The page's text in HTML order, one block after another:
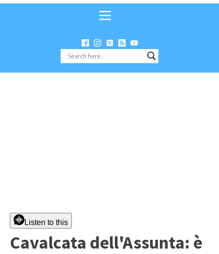
Listen to this
Cavalcata dell'Assunta: è